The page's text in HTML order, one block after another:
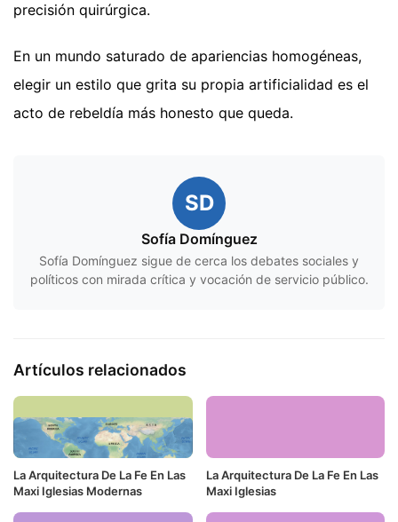
precisión quirúrgica.
En un mundo saturado de apariencias homogéneas,
elegir un estilo que grita su propia artificialidad es el
acto de rebeldía más honesto que queda.
SD
Sofía Domínguez
Sofía Domínguez sigue de cerca los debates sociales y
políticos con mirada crítica y vocación de servicio público.
Artículos relacionados
La Arquitectura De La Fe En Las
Maxi Iglesias Modernas
La Arquitectura De La Fe En Las
Maxi Iglesias